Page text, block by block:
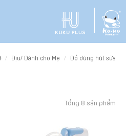
HomeĐịu/ Dành cho Mẹ Đồ dùng hút sữa
Tổng 8 sản phẩm